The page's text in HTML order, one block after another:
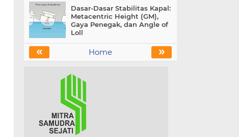
Dasar-Dasar Stabilitas Kapal:
Metacentric Height (GM),
Gaya Penegak, dan Angle of
Loll
« »
Home